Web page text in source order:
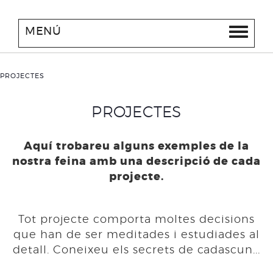
MENÚ
PROJECTES
PROJECTES
Aquí trobareu alguns exemples de la
nostra feina amb una descripció de cada
projecte.
Tot projecte comporta moltes decisions
que han de ser meditades i estudiades al
detall. Coneixeu els secrets de cadascun...